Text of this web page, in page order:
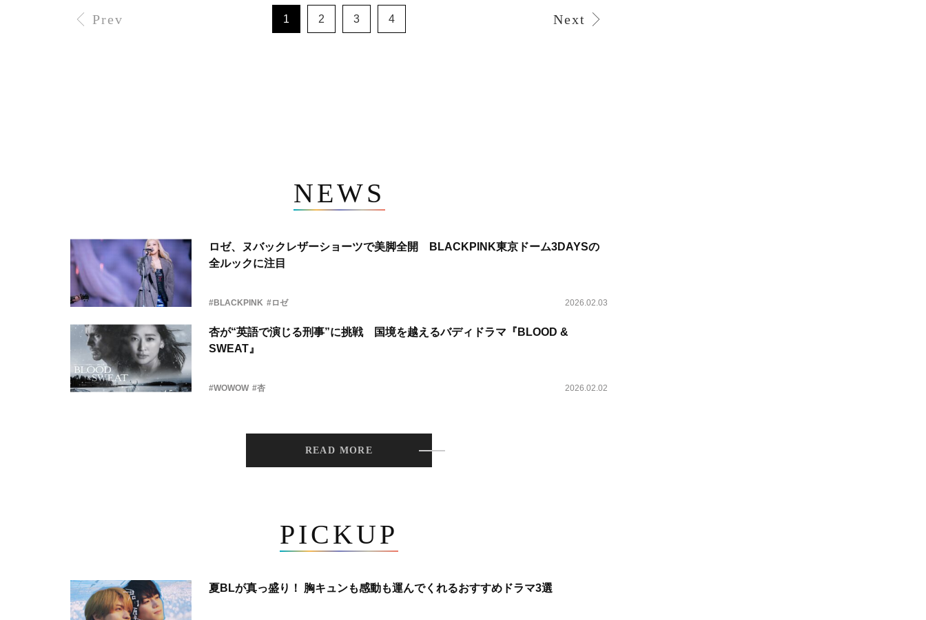
Prev 1 2 3 4 Next
NEWS
ロゼ、ヌバックレザーショーツで美脚全開 BLACKPINK東京ドーム3DAYSの
全ルックに注目
#BLACKPINK #ロゼ 2026.02.03
杏が“英語で演じる刑事”に挑戦 国境を越えるバディドラマ『BLOOD &
SWEAT』
#WOWOW #杏 2026.02.02
READ MORE
PICKUP
夏BLが真っ盛り！ 胸キュンも感動も運んでくれるおすすめドラマ3選